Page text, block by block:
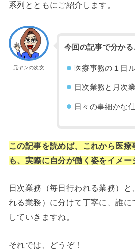
系列とともにご紹介します。
元ヤンの次女
今回の記事で分かる
医療事務の１日
日次業務と月次
日々の事細かな
この記事を読めば、これから医療
も、実際に自分が働く姿をイメー
日次業務（毎日行われる業務）
れる業務）に分けて丁寧に、誰に
していきますね。
それでは、どうぞ！